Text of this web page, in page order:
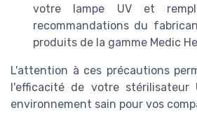
votre lampe UV et
recommandations du
produits de la gamme Medic
L'attention à ces précautions
l'efficacité de votre stérilisateur
environnement sain pour vos